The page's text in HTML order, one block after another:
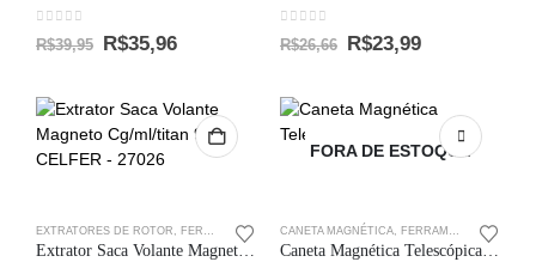
0out of 5
R$39,95 R$35,96 0out of 5
R$26,66 R$23,99
EXTRATORES DE ROTOR , FERRAMENTAS ESPECIAIS , SEM CATEGORIA
Extrator Saca Volante Magneto Cg/ml/titan 99 – CELFER – 27026
FORA DE ESTOQUE
CANETA MAGNÉTICA, FERRAMENTAS ESPECIAIS
Caneta Magnética Telescópica – 2 Libras